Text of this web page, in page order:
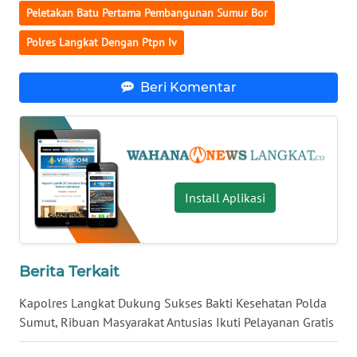
Peletakan Batu Pertama Pembangunan Sumur Bor
Polres Langkat Dengan Ptpn Iv
Beri Komentar
Install Aplikasi
Berita Terkait
Kapolres Langkat Dukung Sukses Bakti Kesehatan Polda
Sumut, Ribuan Masyarakat Antusias Ikuti Pelayanan Gratis
WN
KALTARA
KALSEL
WN
KALTIM
WN
SULSEL
WN
WN
SULUT